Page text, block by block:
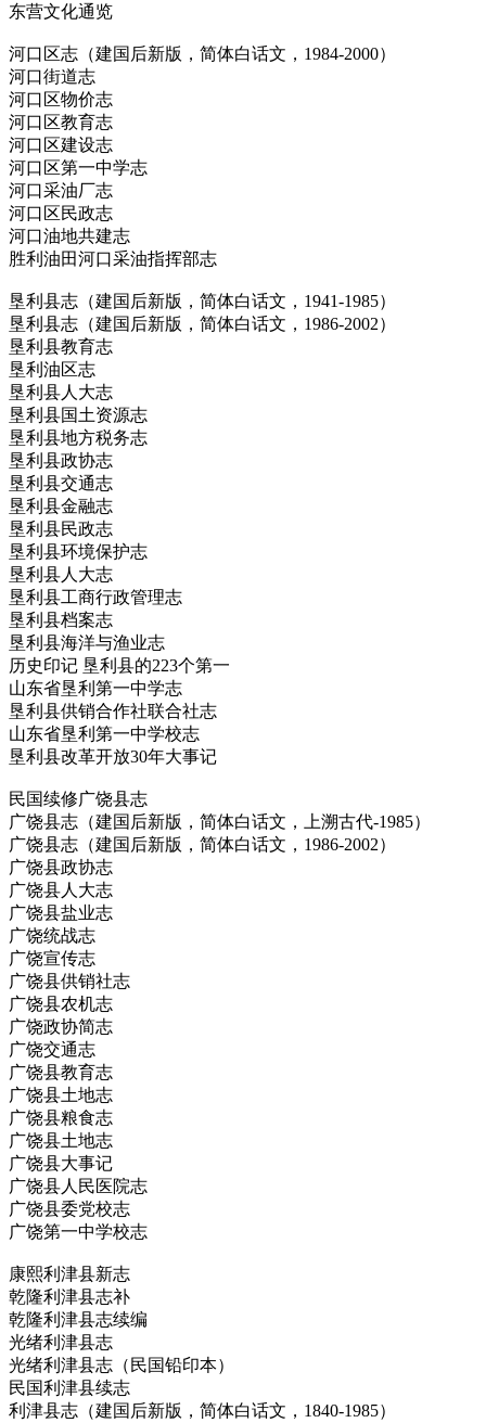
东营文化通览
河口区志（建国后新版，简体白话文，1984-2000）
河口街道志
河口区物价志
河口区教育志
河口区建设志
河口区第一中学志
河口采油厂志
河口区民政志
河口油地共建志
胜利油田河口采油指挥部志
垦利县志（建国后新版，简体白话文，1941-1985）
垦利县志（建国后新版，简体白话文，1986-2002）
垦利县教育志
垦利油区志
垦利县人大志
垦利县国土资源志
垦利县地方税务志
垦利县政协志
垦利县交通志
垦利县金融志
垦利县民政志
垦利县环境保护志
垦利县人大志
垦利县工商行政管理志
垦利县档案志
垦利县海洋与渔业志
历史印记 垦利县的223个第一
山东省垦利第一中学志
垦利县供销合作社联合社志
山东省垦利第一中学校志
垦利县改革开放30年大事记
民国续修广饶县志
广饶县志（建国后新版，简体白话文，上溯古代-1985）
广饶县志（建国后新版，简体白话文，1986-2002）
广饶县政协志
广饶县人大志
广饶县盐业志
广饶统战志
广饶宣传志
广饶县供销社志
广饶县农机志
广饶政协简志
广饶交通志
广饶县教育志
广饶县土地志
广饶县粮食志
广饶县土地志
广饶县大事记
广饶县人民医院志
广饶县委党校志
广饶第一中学校志
康熙利津县新志
乾隆利津县志补
乾隆利津县志续编
光绪利津县志
光绪利津县志（民国铅印本）
民国利津县续志
利津县志（建国后新版，简体白话文，1840-1985）